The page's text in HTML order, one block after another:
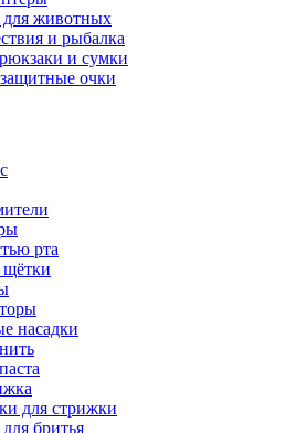
животных
и рыбалка
и сумки
очки
рта
насадки
для стрижки
бритья